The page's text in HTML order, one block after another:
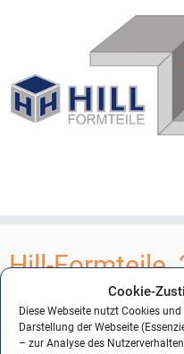
Cookie-
Diese Webseite nutzt Cookies
Darstellung der Webseite
– zur Analyse des
Inhalt
springen
Hill-
Formteile__81